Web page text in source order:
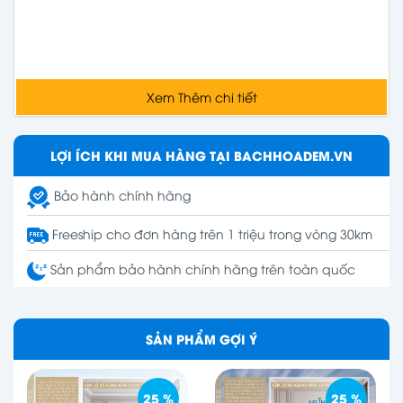
Xem Thêm chi tiết
LỢI ÍCH KHI MUA HÀNG TẠI BACHHOADEM.VN
Bảo hành chính hãng
Freeship cho đơn hàng trên 1 triệu trong vòng 30km
Sản phẩm bảo hành chính hãng trên toàn quốc
SẢN PHẨM GỢI Ý
25 % 25 %